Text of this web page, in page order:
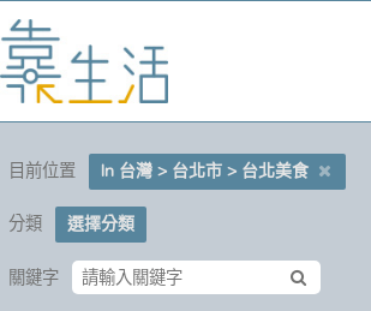
目前位置 In 台灣 > 台北市 > 台北美食
分類 選擇分類
關鍵字